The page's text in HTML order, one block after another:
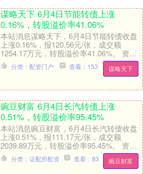
谋略天下 6月4日节能转债上涨
0.16%，转股溢价率41.06%
本站消息谋略天下，6月4日节能转债收盘
上涨0.16%，报120.56元/张，成交额
1254.17万元，转股溢价率41.06%。 资料
显示，节能转债信用级别为“A....
谋略天下
分类：配资门户 查看：153
豌豆财富 6月4日长汽转债上涨
0.51%，转股溢价率95.45%
本站消息豌豆财富，6月4日长汽转债收盘
上涨0.51%，报111.17元/张，成交额
2039.89万元，转股溢价率95.45%。 资料
显示，长汽转债信用级别为“A....
豌豆财富
分类：证配所配资 查看：83